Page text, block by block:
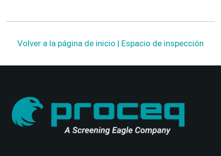
Volver a la página de inicio | Espacio de inspección